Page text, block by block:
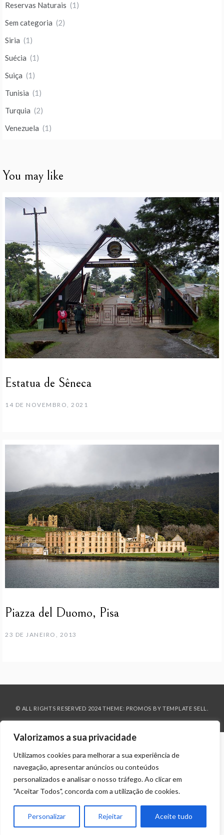
Valorizamos a sua privacidade
Utilizamos cookies para melhorar a sua experiência de
navegação, apresentar anúncios ou conteúdos
personalizados e analisar o nosso tráfego. Ao clicar em
"Aceitar Todos", concorda com a utilização de cookies.
Personalizar Rejeitar Aceite tudo
Reservas Naturais (1)
Sem categoria (2)
Siria (1)
Suécia (1)
Suiça (1)
Tunisia (1)
Turquia (2)
Venezuela (1)
You may like
Estatua de Sêneca
14 DE NOVEMBRO, 2021
Piazza del Duomo, Pisa
23 DE JANEIRO, 2013
© ALL RIGHTS RESERVED 2024 THEME: PROMOS BY TEMPLATE SELL